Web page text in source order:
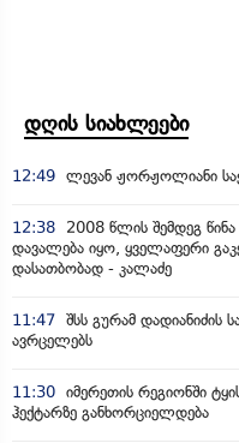
დღის სიახლეები
12:49 ლევან ჟორჟოლიანი
12:38
2008 წლის შემდეგ
დავალება იყო, ყველაფერი
დასათბობად - კალაძე
11:47 შსს გურამ დადიანიძის
ავრცელებს
11:30 იმერეთის რეგიონში
ჰექტარზე განხორციელდება